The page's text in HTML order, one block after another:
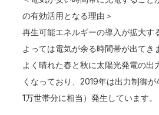
の有効活用となる理由＞
再生可能エネルギーの導入が拡大す
よっては電気が余る時間帯が出てき
よく晴れた春と秋に太陽光発電の出
くなっており、2019年は出力制御
1万世帯分に相当）発生しています。